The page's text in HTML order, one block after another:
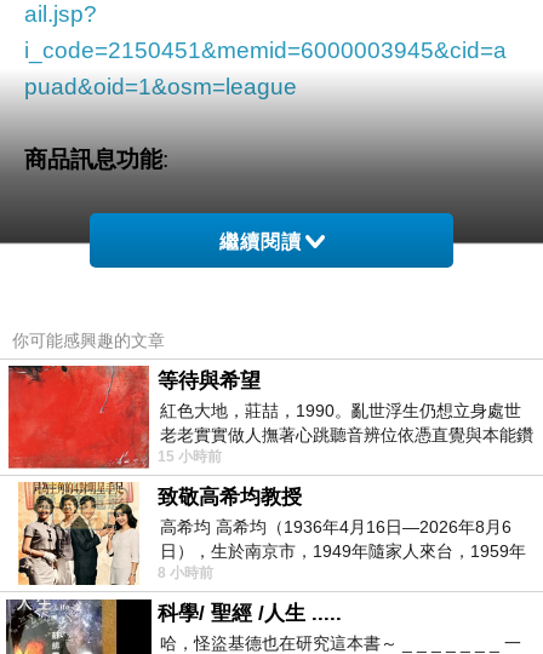
ail.jsp?
i_code=2150451&memid=6000003945&cid=a
puad&oid=1&osm=league
商品訊息功能:
品號：2150451
支援所有5V/1A充電產品
90度摺疊插頭 方便收納
超迷你體積 不占空間
過流/過壓/過充保護
繼續閱讀
你可能感興趣的文章
等待與希望
紅色大地，莊喆，1990。亂世浮生仍想立身處世
老老實實做人撫著心跳聽音辨位依憑直覺與本能鑽
向裂隙的亮處探索另一個心聲另一個共鳴的
15 小時前
致敬高希均教授
高希均 高希均（1936年4月16日—2026年8月6
日），生於南京市，1949年隨家人來台，1959年
赴美深造並取得經濟發展博士學位。曾任
8 小時前
科學/ 聖經 /人生 .....
哈，怪盜基德也在研究這本書～ _ _ _ _ _ _ _ 一